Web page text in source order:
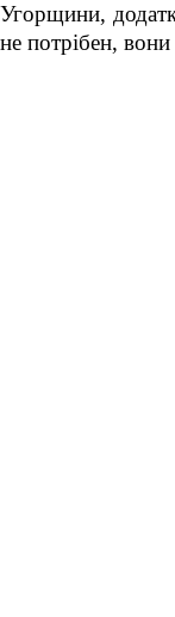
Угорщини,
не потрібен,